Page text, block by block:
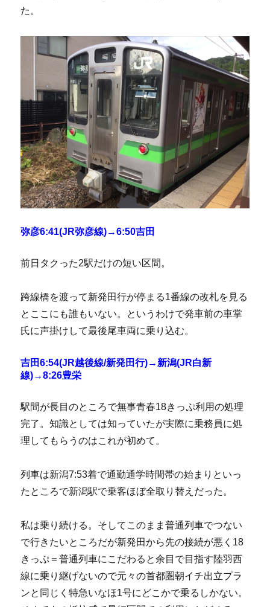
た。
弥彦6:41(JR弥彦線)→6:50吉田
前日タクった2駅だけの短い区間。
跨線橋を渡って新発田行が停まる1番線の改札を見る
とここにも誰もいない。というわけで発車前の車掌
氏に声掛けして最後尾車両に乗り込む。
吉田6:54(JR越後線/新発田行)→新潟(JR白新
線)→8:26豊栄
駅間が長目のところで無事青春18きっぷ利用の処理
完了。知識としては知っていたが実際に乗務員に処
理してもらうのはこれが初めて。
列車は新潟7:53着で通勤通学時間帯の始まりといっ
たところで新潟駅で乗客ほぼ全取り替えだった。
私は乗り続ける。そしてこのまま普通列車でつない
で行きたいところだが新発田から先の接続が悪く18
きっぷ＝普通列車にこだわると余目で目指す陸羽西
線に乗り継げないので元々の首都圏朝イチ出立プラ
ンと同じく特急いなほ1号にどこかで乗るしかない。